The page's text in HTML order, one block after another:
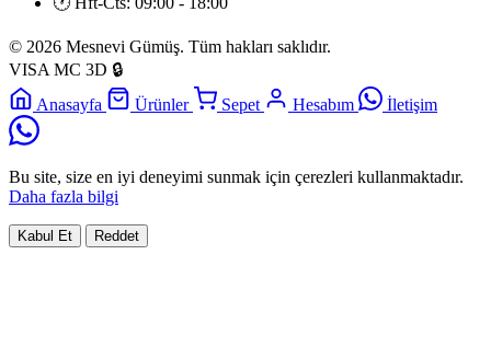
© 2026 Mesnevi Gümüş. Tüm hakları saklıdır.
VISA MC 3D 🔒
Anasayfa
Ürünler Sepet Hesabım İletişim
Bu site, size en iyi deneyimi sunmak için çerezleri kullanmaktadır.
Daha fazla bilgi
Kabul Et Reddet